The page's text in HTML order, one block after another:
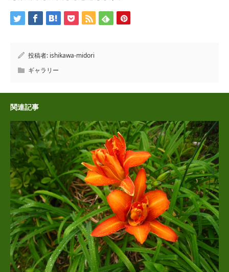
投稿者: ishikawa-midori
ギャラリー
関連記事